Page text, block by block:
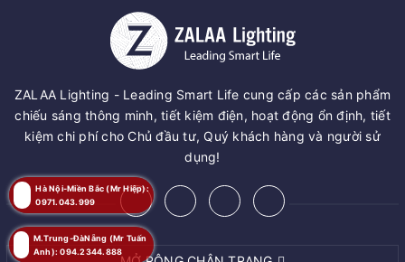
ZALAA Lighting - Leading Smart Life cung cấp các sản phẩm
chiếu sáng thông minh, tiết kiệm điện, hoạt động ổn định, tiết
kiệm chi phí cho Chủ đầu tư, Quý khách hàng và người sử
dụng!
Hà Nội-Miền Bắc (Mr Hiệp):
0971.043.999
M.Trung-ĐàNẵng (Mr Tuấn
Anh): 094.2344.888